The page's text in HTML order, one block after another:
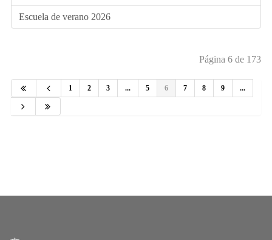
Escuela de verano 2026
Página 6 de 173
1 2 3 ... 5 6 7 8 9 ...